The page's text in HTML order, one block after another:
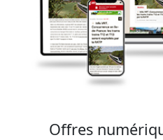
Offres